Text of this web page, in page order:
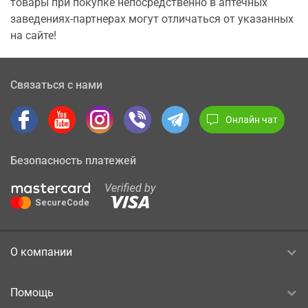
заведениях-партнерах могут отличаться от указанных
на сайте!
Связаться с нами
Онлайн чат
Безопасность платежей
О компании
Помощь